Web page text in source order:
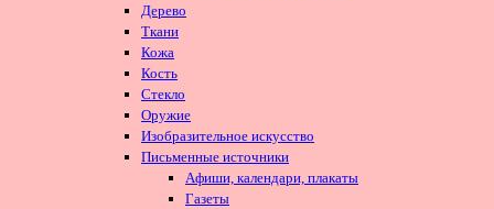
Дерево
Ткани
Кожа
Кость
Стекло
Оружие
Изобразительное искусство
Письменные источники
Афиши, календари, плакаты
Газеты